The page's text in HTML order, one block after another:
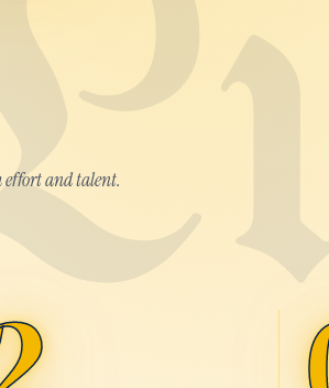
effort and talent.